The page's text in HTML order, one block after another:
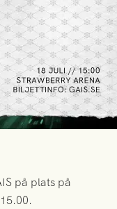
på plats på